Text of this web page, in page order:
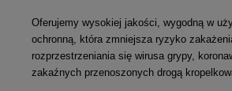
Oferujemy wysokiej jakości, wygodną w
ochronną, która zmniejsza ryzyko
rozprzestrzeniania się wirusa grypy,
zakaźnych przenoszonych drogą